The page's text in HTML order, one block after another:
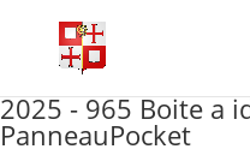
content
2025 - 965 Boite a
PanneauPocket